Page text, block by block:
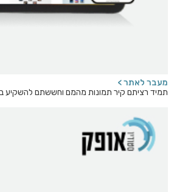
מעבר לאתר >
תמיד רציתם קיר תמונות מהמם וחששתם להשקיע